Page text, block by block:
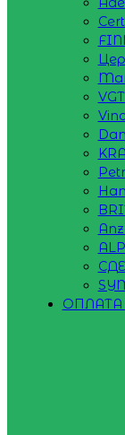
ОПЛАТА